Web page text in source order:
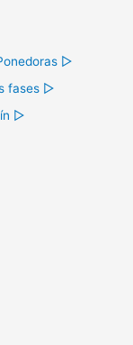
▷
fases ▷
▷